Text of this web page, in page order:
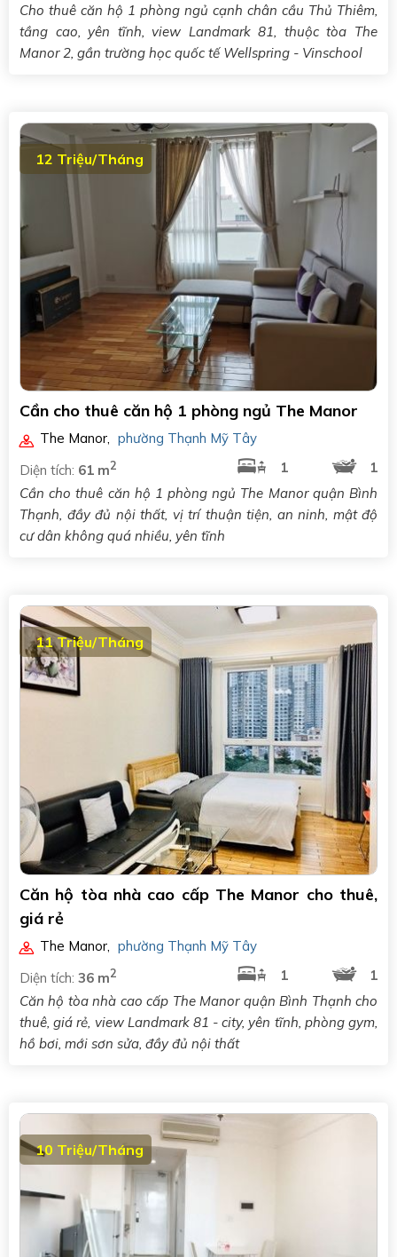
Cho thuê căn hộ 1 phòng ngủ cạnh chân cầu Thủ Thiêm,
tầng cao, yên tĩnh, view Landmark 81, thuộc tòa The
Manor 2, gần trường học quốc tế Wellspring - Vinschool
12 Triệu/Tháng
Cần cho thuê căn hộ 1 phòng ngủ The Manor
The Manor, phường Thạnh Mỹ Tây
Diện tích: 61 m2 1
1
Cần cho thuê căn hộ 1 phòng ngủ The Manor quận Bình
Thạnh, đầy đủ nội thất, vị trí thuận tiện, an ninh, mật độ
cư dân không quá nhiều, yên tĩnh
11 Triệu/Tháng
Căn hộ tòa nhà cao cấp The Manor cho thuê,
giá rẻ
The Manor
phường Thạnh Mỹ Tây
Diện tích: 36 m2 1
1
Căn hộ tòa nhà cao cấp The Manor quận Bình Thạnh cho
thuê, giá rẻ, view Landmark 81 - city, yên tĩnh, phòng gym,
hồ bơi, mới sơn sửa, đầy đủ nội thất
10 Triệu/Tháng